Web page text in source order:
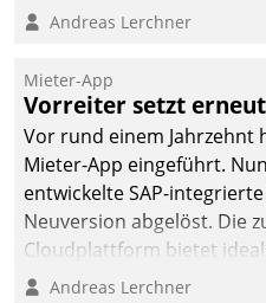
Andreas Lerchner
Mieter-App
Vorreiter setzt
Vor rund einem Jahrzehnt
Mieter-App eingeführt.
entwickelte SAP-
Neuversion abgelöst. Die
Cloudplattform bietet
die Funktionalität der App
Andreas Lerchner